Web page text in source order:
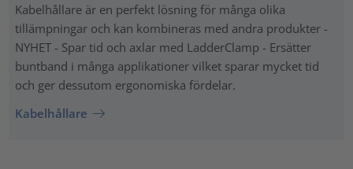
Kabelhållare är en perfekt lösning för många olika
tillämpningar och kan kombineras med andra produkter -
NYHET - Spar tid och axlar med LadderClamp - Ersätter
buntband i många applikationer vilket sparar mycket tid
och ger dessutom ergonomiska fördelar.
Kabelhållare